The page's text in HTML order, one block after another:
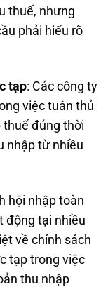
thuế, nhưng
phải hiểu rõ
tạp: Các công ty
việc tuân thủ
thuế đúng thời
nhập từ nhiều
hội nhập toàn
động tại nhiều
về chính sách
tạp trong việc
thu nhập